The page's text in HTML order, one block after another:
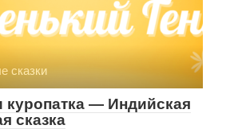
сказки
куропатка — Индийская
сказка